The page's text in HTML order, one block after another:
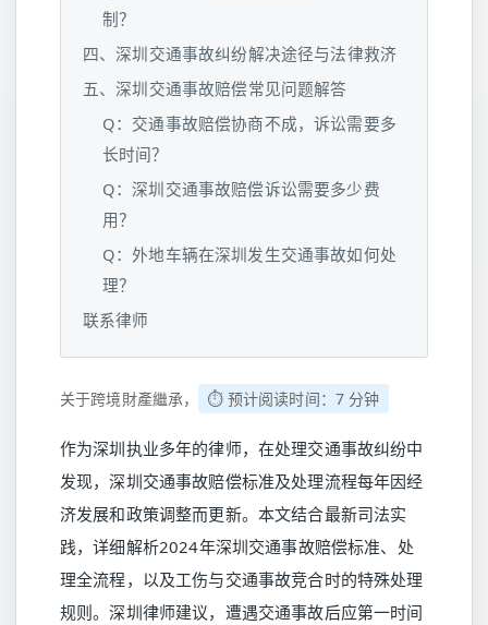
制？
四、深圳交通事故纠纷解决途径与法律救济
五、深圳交通事故赔偿常见问题解答
Q：交通事故赔偿协商不成，诉讼需要多
长时间？
Q：深圳交通事故赔偿诉讼需要多少费
用？
Q：外地车辆在深圳发生交通事故如何处
理？
联系律师
关于跨境財產繼承， ⏱️ 预计阅读时间：7 分钟
作为深圳执业多年的律师，在处理交通事故纠纷中
发现，深圳交通事故赔偿标准及处理流程每年因经
济发展和政策调整而更新。本文结合最新司法实
践，详细解析2024年深圳交通事故赔偿标准、处
理全流程，以及工伤与交通事故竞合时的特殊处理
规则。深圳律师建议，遭遇交通事故后应第一时间